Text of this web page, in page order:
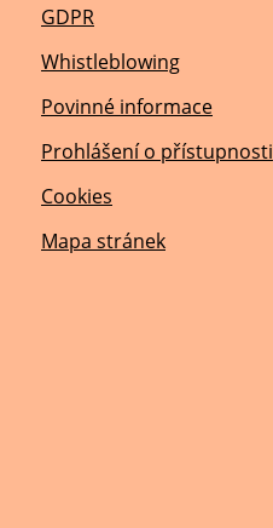
GDPR
Whistleblowing
Povinné informace
Prohlášení o přístupnosti
Cookies
Mapa stránek